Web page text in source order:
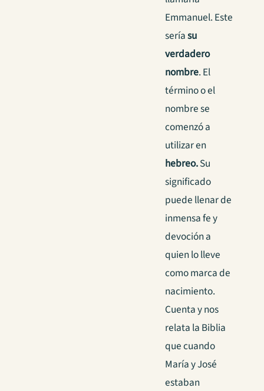
Emmanuel. Este
seríasu
verdadero
nombre. El
término o el
nombre se
comenzó a
utilizar en
hebreo.Su
significado
puede llenar de
inmensa fe y
devoción a
quien lo lleve
como marca de
nacimiento.
Cuenta y nos
relata la Biblia
que cuando
María y José
estaban